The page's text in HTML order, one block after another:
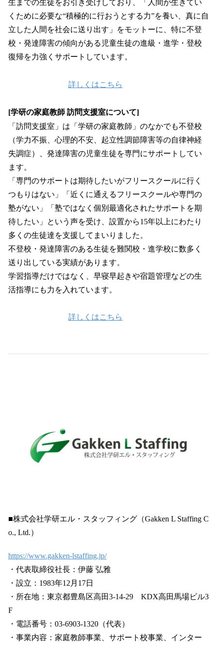
生までの生徒をお引き受けしており、「人間が生きてい
くために必要な“積極的に行おうとする力”を養い、真に自
立した人間を社会に送り出す」をモットーに、特に不登
校・発達障害の傾向がある児童生徒の進級・進学・登校
復帰を力強くサポートしています。
詳しくはこちら
[学研の家庭教師 訪問支援室について]
「訪問支援室」は「学研の家庭教師」のなかでも不登校
（学力不振、心理的不安、起立性調節障害等の自律神経
失調症）、発達障害の児童生徒を専門にサポートしてい
ます。
「専門のサポートは期待したいがフリースクールに行く
つもりはない」「近くに通えるフリースクールや専門の
塾がない」「塾ではなく個別最適化されたサポートを期
待したい」という声を受け、設置から15年以上にわたり
多くの生徒達を支援してまいりました。
不登校・発達障害のある生徒を難関校・進学校に数多く
送り出している実績があります。
学習指導だけではなく、早寝早起きや宿題管理などの生
活指導にも力を入れています。
詳しくはこちら
■株式会社学研エル・スタッフィング（Gakken L Staffing C
o., Ltd.）
https://www.gakken-lstaffing.jp/
・代表取締役社長：伊藤 弘雅
・設立：1983年12月17日
・所在地：東京都豊島区高田3-14-29 KDX高田馬場ビル3
F
・電話番号：03-6903-1320（代表）
・事業内容：家庭教師事業、サポート校事業、インター